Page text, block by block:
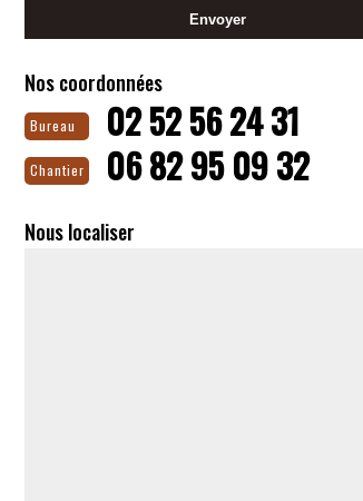
Nos coordonnées
Bureau 02 52 56 24 31
Chantier 06 82 95 09 32
Nous localiser